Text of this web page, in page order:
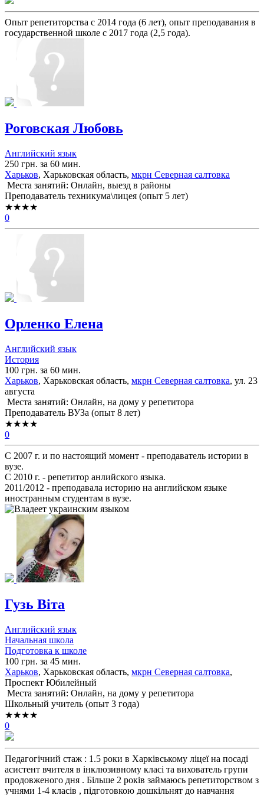
Опыт репетиторства с 2014 года (6 лет), опыт преподавания в
государственной школе с 2017 года (2,5 года).
Роговская Любовь
Английский язык
250 грн. за 60 мин.
Харьков, Харьковская область, мкрн Северная салтовка
Места занятий: Онлайн, выезд в районы
Преподаватель техникума\лицея (опыт 5 лет)
★★★★
0
Орленко Елена
Английский язык
История
100 грн. за 60 мин.
Харьков, Харьковская область, мкрн Северная салтовка, ул. 23
августа
Места занятий: Онлайн, на дому у репетитора
Преподаватель ВУЗа (опыт 8 лет)
★★★★
0
С 2007 г. и по настоящий момент - преподаватель истории в
вузе.
С 2010 г. - репетитор анлийского языка.
2011/2012 - преподавала историю на английском языке
иностранным студентам в вузе.
Гузь Віта
Английский язык
Начальная школа
Подготовка к школе
100 грн. за 45 мин.
Харьков, Харьковская область, мкрн Северная салтовка,
Проспект Юбилейный
Места занятий: Онлайн, на дому у репетитора
Школьный учитель (опыт 3 года)
★★★★
0
Педагогічний стаж : 1.5 роки в Харківському ліцеї на посаді
асистент вчителя в інклюзивному класі та вихователь групи
продовженого дня . Більше 2 років займаюсь репетиторством з
учнями 1-4 класів , підготовкою дошкільнят до навчання